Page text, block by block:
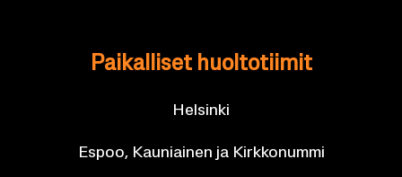
Pai­kal­li­set huol­to­tii­mit
Hel­sin­ki
Espoo, Kau­niai­nen ja Kirk­ko­num­mi